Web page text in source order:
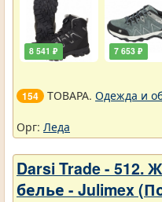
8 541 ₽ 7 653 ₽
154 ТОВАРА. Одежда и
Орг: Леда
Darsi Trade - 512.
белье - Julimex